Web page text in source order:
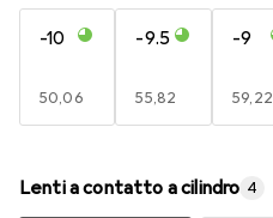
-10
EUR
50,06
-9.5
EUR
55,82
-9
EUR
59,22
Lenti a contatto a cilindro 4